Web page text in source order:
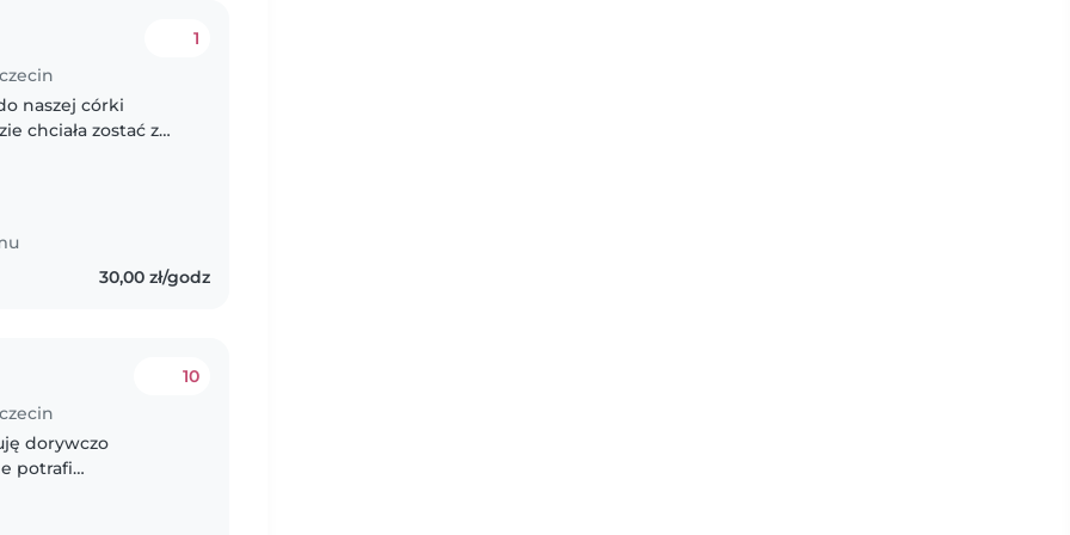
1
naszej córki
chciała zostać z
30,00 zł/godz
10
dorywczo
potrafi